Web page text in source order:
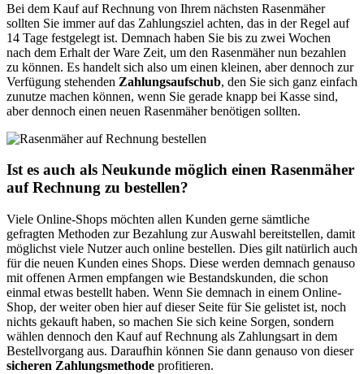
Bei dem Kauf auf Rechnung von Ihrem nächsten Rasenmäher
sollten Sie immer auf das Zahlungsziel achten, das in der Regel auf
14 Tage festgelegt ist. Demnach haben Sie bis zu zwei Wochen
nach dem Erhalt der Ware Zeit, um den Rasenmäher nun bezahlen
zu können. Es handelt sich also um einen kleinen, aber dennoch zur
Verfügung stehenden Zahlungsaufschub, den Sie sich ganz einfach
zunutze machen können, wenn Sie gerade knapp bei Kasse sind,
aber dennoch einen neuen Rasenmäher benötigen sollten.
Ist es auch als Neukunde möglich einen Rasenmäher
auf Rechnung zu bestellen?
Viele Online-Shops möchten allen Kunden gerne sämtliche
gefragten Methoden zur Bezahlung zur Auswahl bereitstellen, damit
möglichst viele Nutzer auch online bestellen. Dies gilt natürlich auch
für die neuen Kunden eines Shops. Diese werden demnach genauso
mit offenen Armen empfangen wie Bestandskunden, die schon
einmal etwas bestellt haben. Wenn Sie demnach in einem Online-
Shop, der weiter oben hier auf dieser Seite für Sie gelistet ist, noch
nichts gekauft haben, so machen Sie sich keine Sorgen, sondern
wählen dennoch den Kauf auf Rechnung als Zahlungsart in dem
Bestellvorgang aus. Daraufhin können Sie dann genauso von dieser
sicheren Zahlungsmethode profitieren.